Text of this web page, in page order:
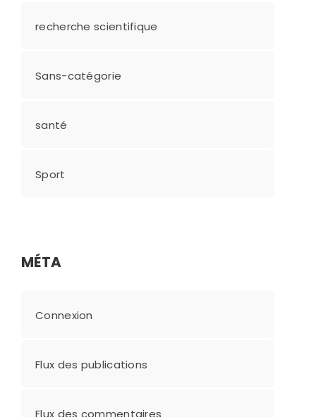
recherche scientifique
Sans-catégorie
santé
Sport
MÉTA
Connexion
Flux des publications
Flux des commentaires